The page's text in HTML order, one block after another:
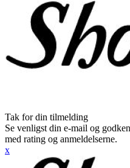
Tak for din tilmelding
Se venligst din e-mail og
med rating og anmeldelserne.
x